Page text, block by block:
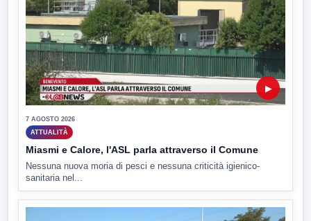
▶
7 AGOSTO 2026
ATTUALITÀ
Miasmi e Calore, l'ASL parla attraverso il Comune
Nessuna nuova moria di pesci e nessuna criticità igienico-
sanitaria nel...